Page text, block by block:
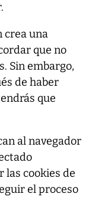
crea una
que no
Sin embargo,
de haber
que
al navegador
las cookies de
el proceso